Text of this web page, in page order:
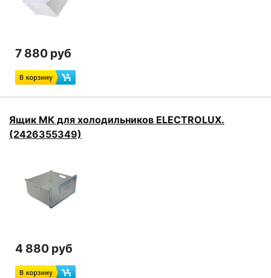
7 880 руб
Ящик МК для холодильников ELECTROLUX.
(2426355349)
4 880 руб